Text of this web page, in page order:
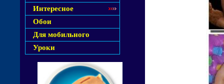
Интересное
Обои
Для мобильного
Уроки